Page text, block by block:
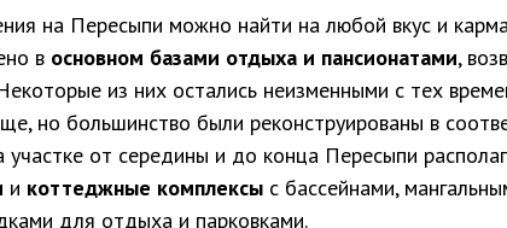
на Пересыпи можно найти на любой вкус и
в основном базами отдыха и пансионатами,
из них остались неизменными с тех
но большинство были реконструированы в
участке от середины и до конца Пересыпи
и коттеджные комплексыс бассейнами,
для отдыха и парковками.